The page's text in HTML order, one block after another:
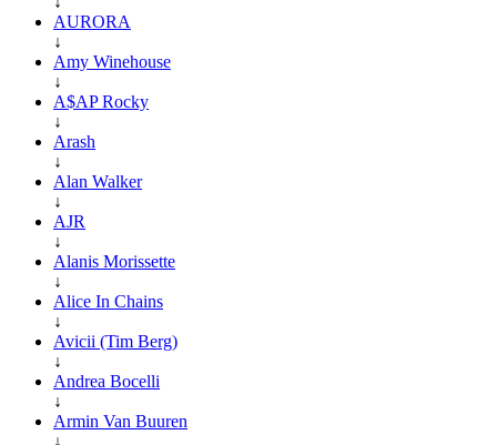
AURORA
↓
Amy Winehouse
↓
A$AP Rocky
↓
Arash
↓
Alan Walker
↓
AJR
↓
Alanis Morissette
↓
Alice In Chains
↓
Avicii (Tim Berg)
↓
Andrea Bocelli
↓
Armin Van Buuren
↓